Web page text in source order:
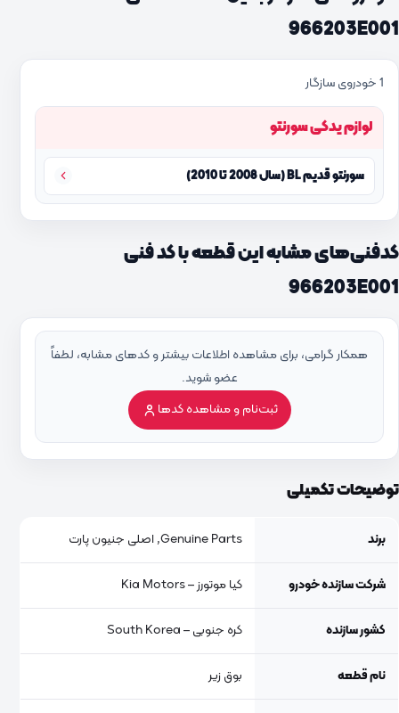
966203E001
1 خودروی سازگار
لوازم یدکی سورنتو
سورنتو قدیم BL (سال 2008 تا 2010)
کدفنی‌های مشابه این قطعه با کد فنی
966203E001
همکار گرامی، برای مشاهده اطلاعات بیشتر و کدهای مشابه، لطفاً
عضو شوید.
ثبت‌نام و مشاهده کدها
توضیحات تکمیلی
برند Genuine Parts, اصلی جنیون پارت
شرکت سازنده خودرو کیا موتورز – Kia Motors
کشور سازنده کره جنوبی – South Korea
نام قطعه بوق زیر